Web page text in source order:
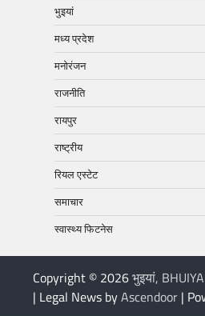
भुइयां
मध्य प्रदेश
मनोरंजन
राजनीति
रायपुर
राष्ट्रीय
रियल एस्टेट
समाचार
स्वास्थ्य फिटनेस
Copyright © 2026भुइयां,
| Legal News byAscendoor|